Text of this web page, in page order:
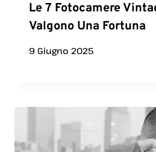
Le 7 Fotocamere
Valgono Una Fortuna
9 Giugno 2025